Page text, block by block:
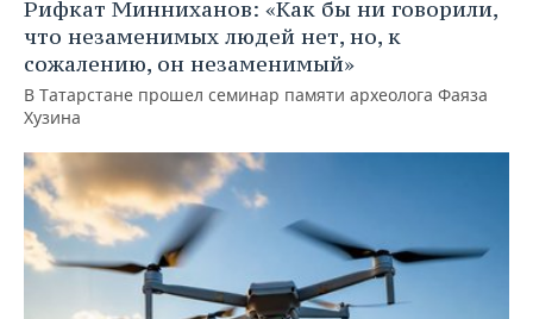
Рифкат Минниханов: «Как бы ни говорили,
что незаменимых людей нет, но, к
сожалению, он незаменимый»
В Татарстане прошел семинар памяти археолога Фаяза
Хузина